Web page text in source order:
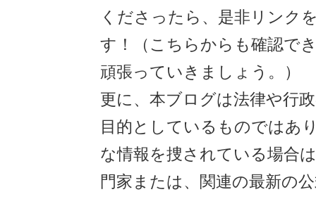
くださったら、是非リンク
す！（こちらからも確認で
頑張っていきましょう。）
更に、本ブログは法律や行
目的としているものではあ
な情報を捜されている場合
門家または、関連の最新の